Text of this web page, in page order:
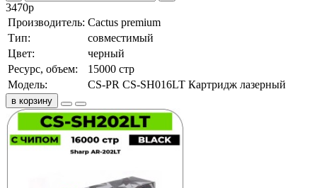
3470р
Производитель: Cactus premium
Тип:
совместимый
Цвет:
черный
Ресурс, объем:
15000 стр
Модель:
CS-PR CS-SH016LT Картридж лазерный
в корзину